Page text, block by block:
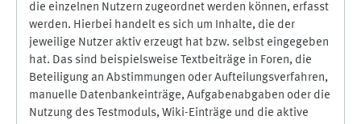
die einzelnen Nutzern zugeordnet werden können, erfasst
werden. Hierbei handelt es sich um Inhalte, die der
jeweilige Nutzer aktiv erzeugt hat bzw. selbst eingegeben
hat. Das sind beispielsweise Textbeiträge in Foren, die
Beteiligung an Abstimmungen oder Aufteilungsverfahren,
manuelle Datenbankeinträge, Aufgabenabgaben oder die
Nutzung des Testmoduls, Wiki-Einträge und die aktive